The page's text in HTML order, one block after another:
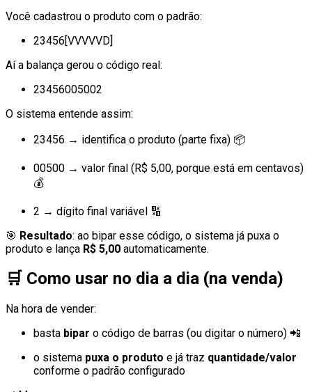
Você cadastrou o produto com o padrão:
23456[VVVVVD]
Aí a balança gerou o código real:
23456005002
O sistema entende assim:
23456 → identifica o produto (parte fixa) 📦
00500 → valor final (R$ 5,00, porque está em centavos)
💰
2 → dígito final variável 🔢
🎯 Resultado: ao bipar esse código, o sistema já puxa o
produto e lança R$ 5,00 automaticamente.
🛒 Como usar no dia a dia (na venda)
Na hora de vender:
basta bipar o código de barras (ou digitar o número) 📲
o sistema puxa o produto e já traz quantidade/valor
conforme o padrão configurado